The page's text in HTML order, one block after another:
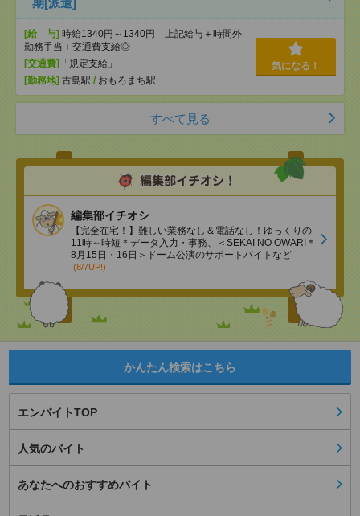
[給 与] 時給1340円～1340円 上記給与＋時間外
勤務手当＋交通費支給◎
[交通費] 「規定支給」
[勤務地] 古島駅 / おもろまち駅
気になる！
すべて見る
編集部イチオシ
【完全在宅！】難しい業務なし＆電話なし！ゆっくりの
11時～時短＊データ入力・事務、＜SEKAI NO OWARI＊
8月15日・16日＞ドーム公演のサポートバイトなど
(8/7UP!)
かんたん検索はこちら
エンバイトTOP
人気のバイト
あなたへのおすすめバイト